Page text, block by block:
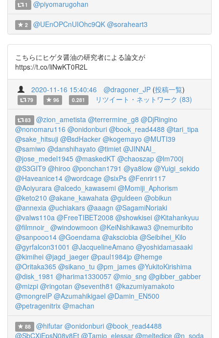
1 @piyomarugohan
2 @UEnOPCnUIOhc9QK @soraheart3
こちらにヒゲタ醤油の研究者による論文が
https://t.co/liNwKT0R2L
2020-11-16 15:40:46 @dragoner_JP (投稿一覧)
79 96 0.281 リツイート・ネットワーク (83)
83 @zion_ametista @terrermine_g8 @DjRingino
@nonomaru116 @onidonburi @book_read4488 @tari_tipa
@sake_hitsuji @BsdHacker @kogemayo @MUTI39
@samiwo @danshihayato @timiet @JINNAI_
@jose_medel1945 @maskedKT @chaoszap @lm700j
@S3GIT9 @hiroo @ponchan1791 @ya8low @Yuigi_sekido
@Haveanice14 @wordcage @sixPs @Fenrir117
@Aoiyurara @alcedo_kawasemi @Momiji_Aphorism
@keto210 @akane_kawahata @guldeen @obikun
@annexia @uchiakars @aaagn @SagamiNoriaki
@valws110a @FreeTIBET2008 @showkisei @Kitahankyuu
@filmnoir_ @windowmoon @KeiNishikawa3 @nemuribito
@sanpooo14 @Goendama @aksciobia @Seibihei_Kilo
@gyrfalcon31001 @JacquelineAmano @yoshidamasaaki
@kimihei @jagd_jaeger @paul1984jp @hemge
@Oritaka365 @sikano_tu @pm_james @YukitoKirishima
@disk_1981 @harima1330057 @mio_sng @gibber_gabber
@mizpi @ringotan @seventh81 @kazumiyamakoto
@mongrelP @Azumahikigael @Damin_EN500
@petragenitrix @machan
88 @hifutar @onidonburi @book_read4488
@SbCXiEpsN08v8Et @Tamio_elessar @meltedice @n_soda